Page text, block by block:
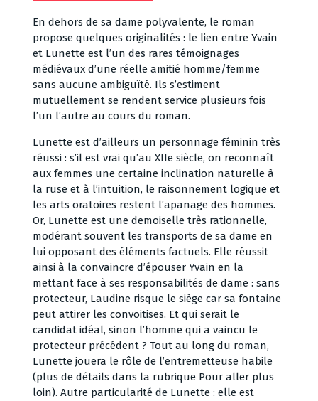
En dehors de sa dame polyvalente, le roman
propose quelques originalités : le lien entre Yvain
et Lunette est l’un des rares témoignages
médiévaux d’une réelle amitié homme/femme
sans aucune ambiguïté. Ils s’estiment
mutuellement se rendent service plusieurs fois
l’un l’autre au cours du roman.
Lunette est d’ailleurs un personnage féminin très
réussi : s’il est vrai qu’au XIIe siècle, on reconnaît
aux femmes une certaine inclination naturelle à
la ruse et à l’intuition, le raisonnement logique et
les arts oratoires restent l’apanage des hommes.
Or, Lunette est une demoiselle très rationnelle,
modérant souvent les transports de sa dame en
lui opposant des éléments factuels. Elle réussit
ainsi à la convaincre d’épouser Yvain en la
mettant face à ses responsabilités de dame : sans
protecteur, Laudine risque le siège car sa fontaine
peut attirer les convoitises. Et qui serait le
candidat idéal, sinon l’homme qui a vaincu le
protecteur précédent ? Tout au long du roman,
Lunette jouera le rôle de l’entremetteuse habile
(plus de détails dans la rubrique Pour aller plus
loin). Autre particularité de Lunette : elle est